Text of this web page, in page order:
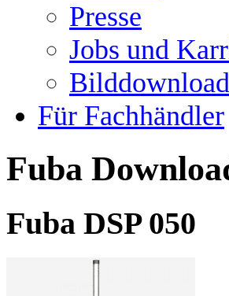
Presse
Jobs und
Bilddownload
Für Fachhändler
Fuba
Fuba DSP 050